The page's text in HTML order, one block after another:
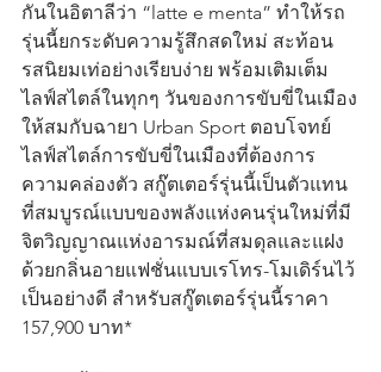
กันในอิตาลีว่า “latte e menta” ทำให้รถ
รุ่นนี้ยกระดับความรู้สึกสดใหม่ สะท้อน
รสนิยมเท่อย่างเรียบง่าย พร้อมเติมเต็ม
ไลฟ์สไตล์ในทุกๆ วันของการขับขี่ในเมือง
ให้สมกับฉายา Urban Sport ตอบโจทย์
ไลฟ์สไตล์การขับขี่ในเมืองที่ต้องการ
ความคล่องตัว สกู๊ตเตอร์รุ่นนี้เป็นตัวแทน
ที่สมบูรณ์แบบของพลังแห่งคนรุ่นใหม่ที่มี
จิตวิญญาณแห่งอารมณ์ที่สมดุลและแฝง
ด้วยกลิ่นอายแฟชั่นแบบเรโทร-โมเดิร์นไว้
เป็นอย่างดี สำหรับสกู๊ตเตอร์รุ่นนี้ราคา
157,900 บาท*